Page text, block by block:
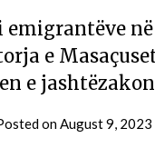
në
e
e
onAugust 9, 2023